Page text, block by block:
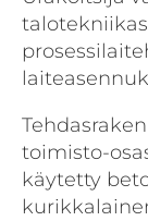
toimisto-
käytetty